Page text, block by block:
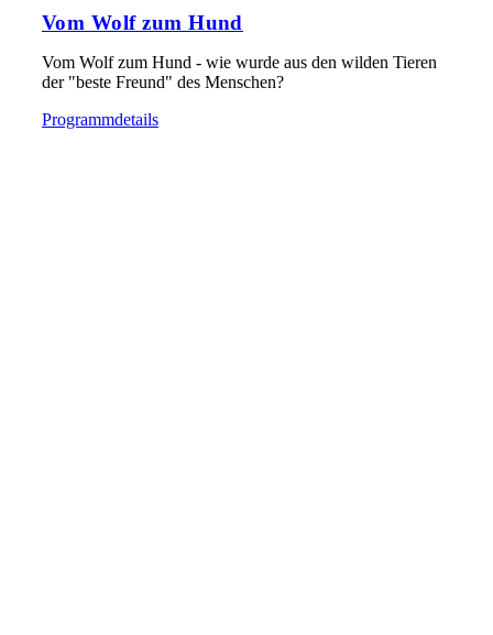
Vom Wolf zum Hund
Vom Wolf zum Hund - wie wurde aus den wilden Tieren
der "beste Freund" des Menschen?
Programmdetails